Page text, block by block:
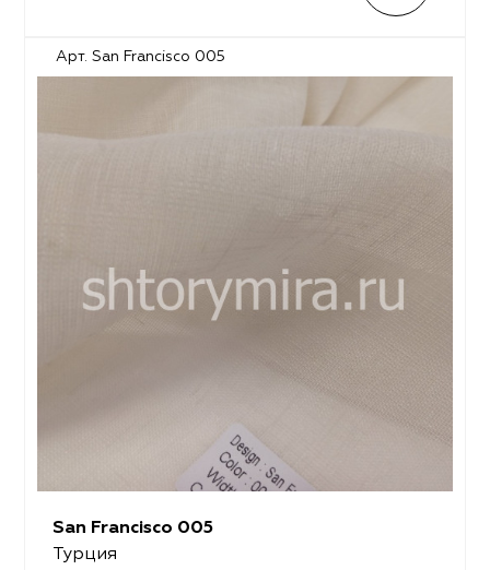
Арт. San Francisco 005
San Francisco 005
Турция